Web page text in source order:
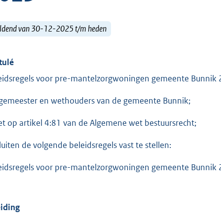
van 30-12-2025 t/m heden
voor pre-mantelzorgwoningen gemeente Bunnik
en wethouders van de gemeente Bunnik;
op artikel 4:81 van de Algemene wet bestuursrecht;
de volgende beleidsregels vast te stellen:
voor pre-mantelzorgwoningen gemeente Bunnik